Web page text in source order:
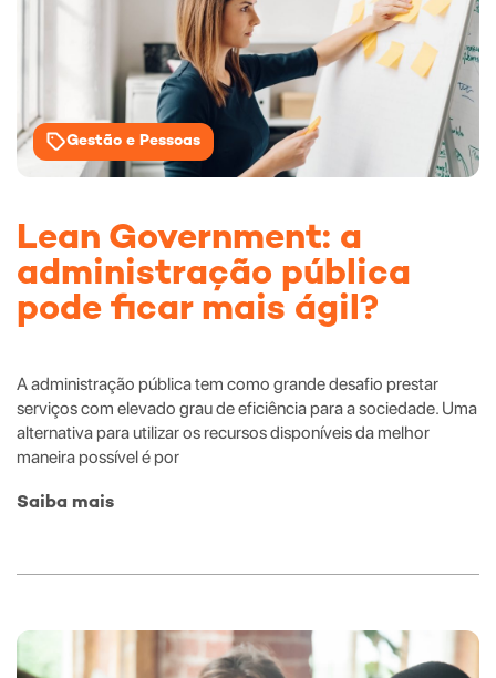
Gestão e Pessoas
Lean Government: a
administração pública
pode ficar mais ágil?
A administração pública tem como grande desafio prestar
serviços com elevado grau de eficiência para a sociedade. Uma
alternativa para utilizar os recursos disponíveis da melhor
maneira possível é por
Saiba mais